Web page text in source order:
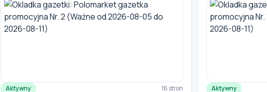
Aktywny 16 stron Aktywny